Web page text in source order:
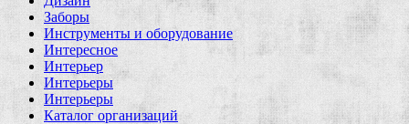
Заборы
Инструменты и оборудование
Интересное
Интерьер
Интерьеры
Интерьеры
Каталог организаций